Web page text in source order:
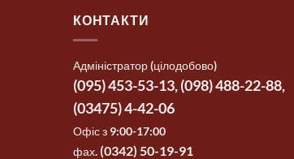
КОНТАКТИ
Адміністратор (цілодобово)
(‎095) 453-53-13,(‎098) 488-22-88,
(03475) 4-42-06
Офіс з 9:00-17:00
фах.‎(0342) 50-19-91